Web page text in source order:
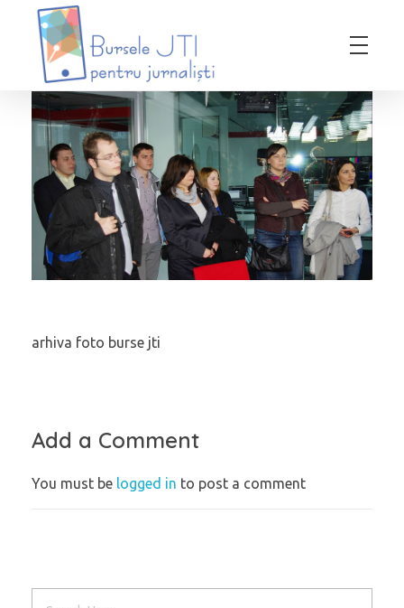
Bursele JTI pentru Jurnalisti
ediția 2018-2019
arhiva foto burse jti
Add a Comment
You must be logged in to post a comment